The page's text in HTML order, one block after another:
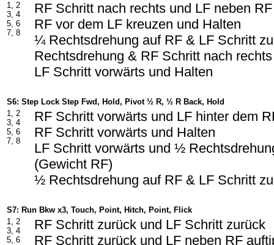
1, 2
3, 4
5, 6
7, 8
RF Schritt nach rechts und LF neben
RF vor dem LF kreuzen und Halten
¼ Rechtsdrehung auf RF & LF Schritt
Rechtsdrehung & RF Schritt nach rechts
LF Schritt vorwärts und Halten
S6: Step Lock Step Fwd, Hold, Pivot ½ R, ½ R Back, Hold
1, 2
3, 4
5, 6
7, 8
RF Schritt vorwärts und LF hinter dem
RF Schritt vorwärts und Halten
LF Schritt vorwärts und ½
(Gewicht RF)
½ Rechtsdrehung auf RF & LF Schritt
S7: Run Bkw x3, Touch, Point, Hitch, Point, Flick
1, 2
3, 4
5, 6
RF Schritt zurück und LF Schritt zurück
RF Schritt zurück und LF neben RF